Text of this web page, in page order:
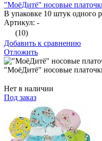
"МоёДитё" носовые
В упаковке 10 штук одного
Артикул: -
(10)
Добавить к сравнению
Отложить
"МоёДитё" носовые
Нет в наличии
Под заказ